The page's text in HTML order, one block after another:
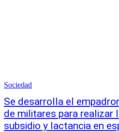
Sociedad
Se desarrolla el
de militares para realizar
subsidio y lactancia en